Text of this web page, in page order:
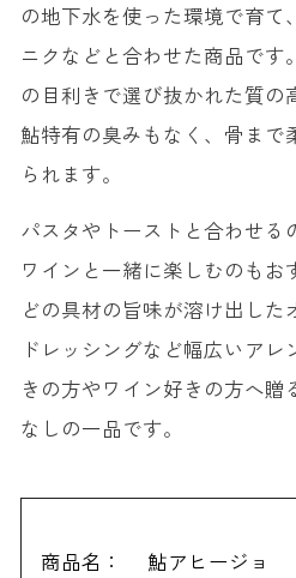
の地下水を使った環境で育て
ニクなどと合わせた商品です
の目利きで選び抜かれた質の
鮎特有の臭みもなく、骨まで
られます。
パスタやトーストと合わせる
ワインと一緒に楽しむのもお
どの具材の旨味が溶け出し
ドレッシングなど幅広いア
きの方やワイン好きの方へ贈
なしの一品です。
商品名：
鮎アヒージョ